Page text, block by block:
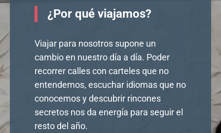
¿Por qué viajamos?
Viajar para nosotros supone un
cambio en nuestro día a día. Poder
recorrer calles con carteles que no
entendemos, escuchar idiomas que no
conocemos y descubrir rincones
secretos nos da energía para seguir el
resto del año.